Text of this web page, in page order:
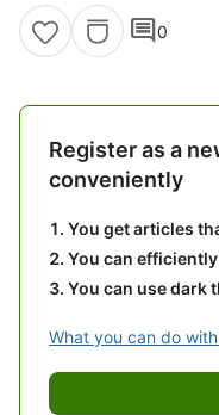
comment0
Register as a
conveniently
You get articles
You can
You can use dark
What you can do